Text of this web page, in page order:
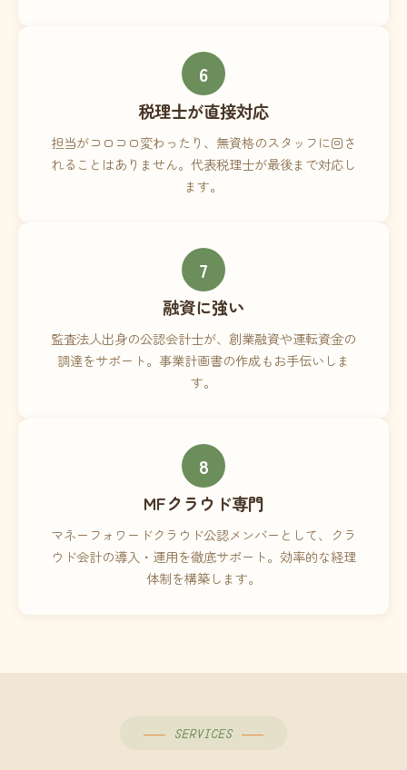
6
税理士が直接対応
担当がコロコロ変わったり、無資格のスタッフに回さ
れることはありません。代表税理士が最後まで対応し
ます。
7
融資に強い
監査法人出身の公認会計士が、創業融資や運転資金の
調達をサポート。事業計画書の作成もお手伝いしま
す。
8
MFクラウド専門
マネーフォワードクラウド公認メンバーとして、クラ
ウド会計の導入・運用を徹底サポート。効率的な経理
体制を構築します。
SERVICES